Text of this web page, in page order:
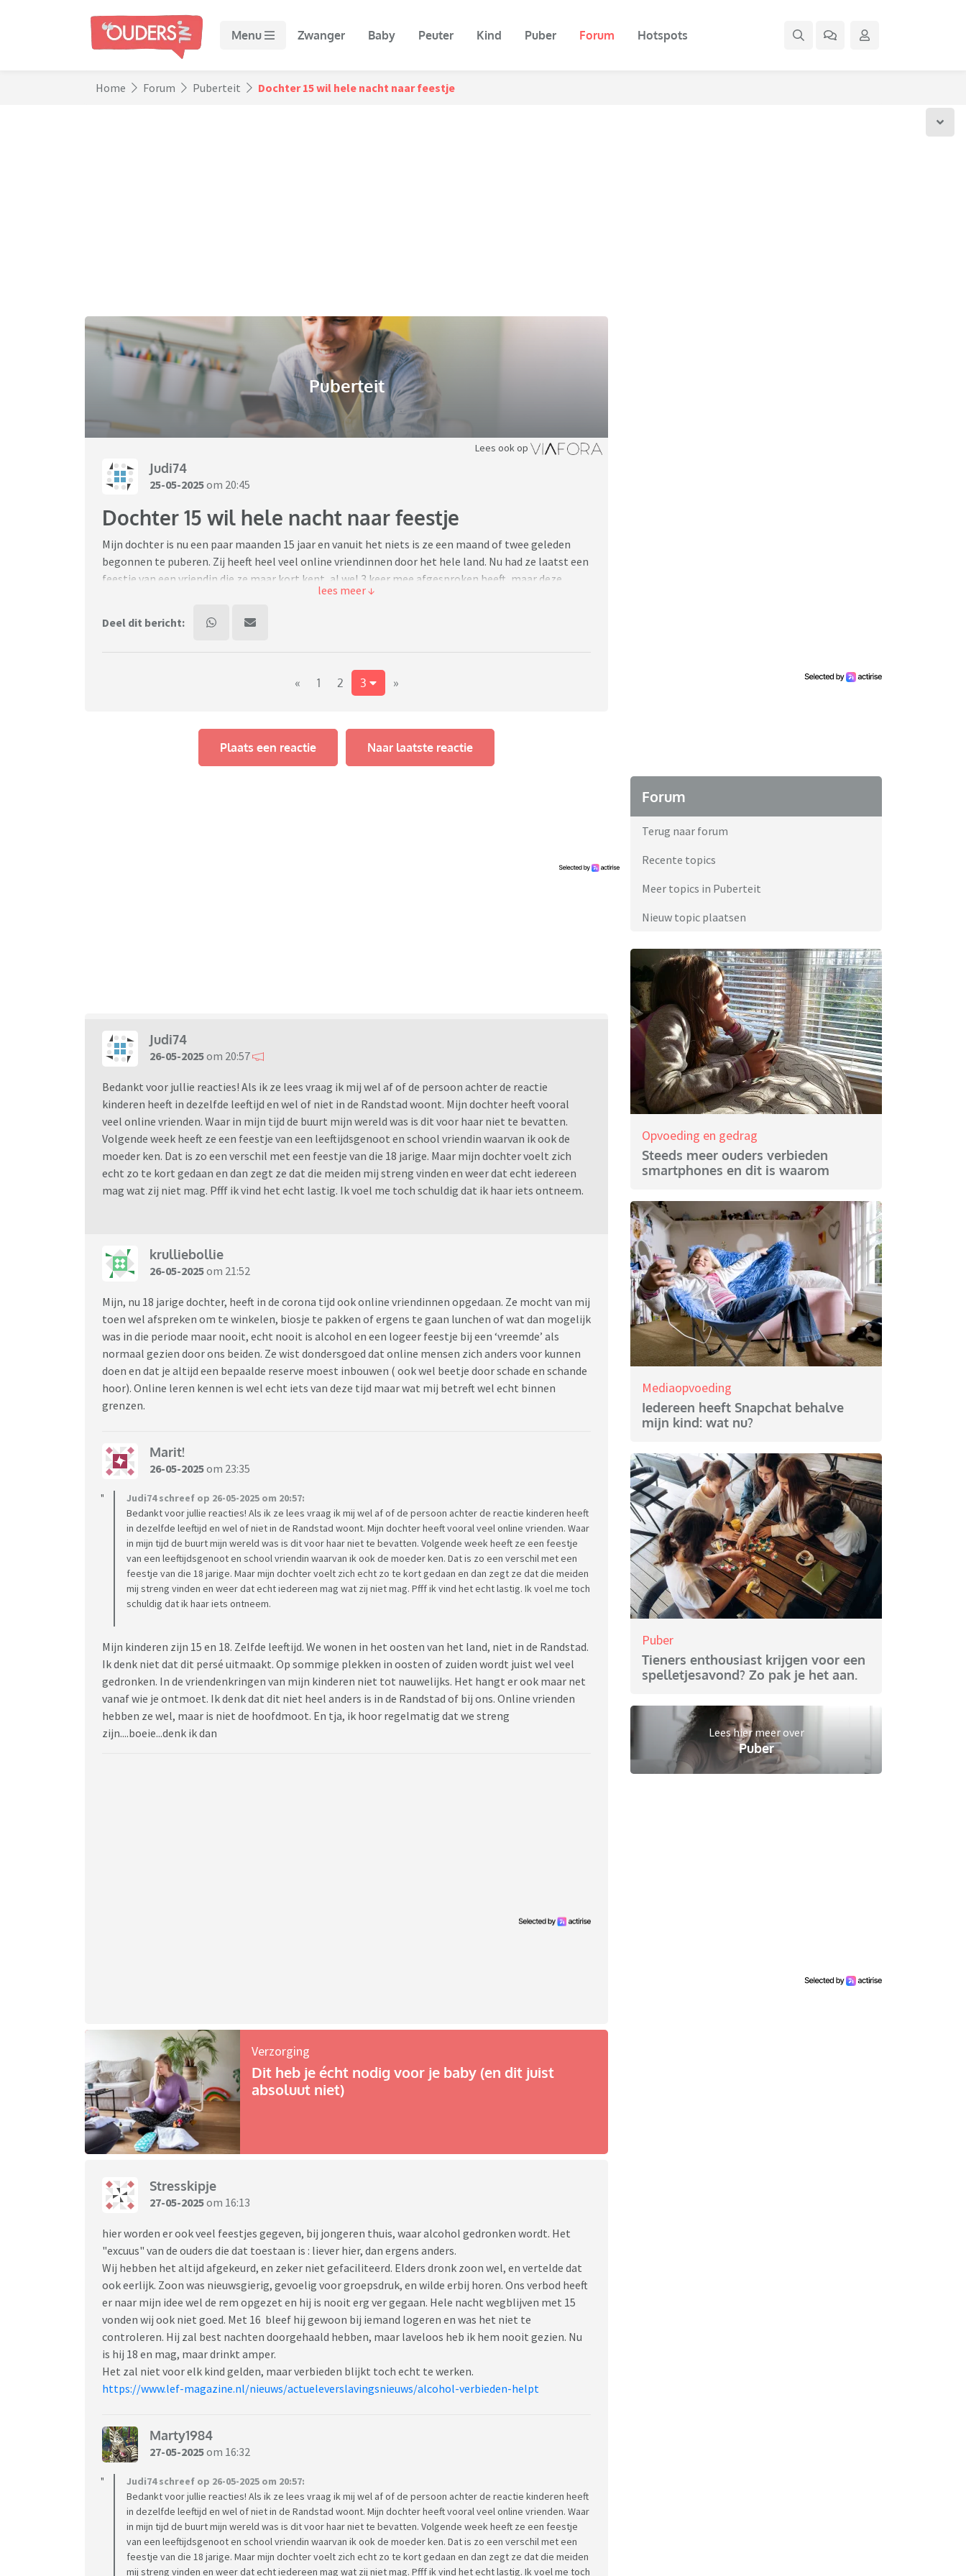
Menu Zwanger Baby Peuter Kind Puber Forum Hotspots
Home Forum Puberteit Dochter 15 wil hele nacht naar feestje
Puberteit
Lees ook op
Judi74
25-05-2025om 20:45
Dochter 15 wil hele nacht naar feestje
Mijn dochter is nu een paar maanden 15 jaar en vanuit het niets is ze een maand of twee geleden
begonnen te puberen. Zij heeft heel veel online vriendinnen door het hele land. Nu had ze laatst een
feestje van een vriendin die ze maar kort kent, al wel 3 keer mee afgesproken heeft, maar deze
vriendin is 18 jaar. Met deze vriendin heeft ze alcohol uitgeprobeerd. Deze vriendin is uiteraard een
slapen. Maar dat hebben we geweigerd. Om 2.00 hebben we haar gehaald. Ze accepteert dit maar
Deel dit bericht:
« 1 2 3 »
Plaats een reactie Naar laatste reactie
Judi74
26-05-2025om 20:57
Bedankt voor jullie reacties! Als ik ze lees vraag ik mij wel af of de persoon achter de reactie
kinderen heeft in dezelfde leeftijd en wel of niet in de Randstad woont. Mijn dochter heeft vooral
veel online vrienden. Waar in mijn tijd de buurt mijn wereld was is dit voor haar niet te bevatten.
Volgende week heeft ze een feestje van een leeftijdsgenoot en school vriendin waarvan ik ook de
moeder ken. Dat is zo een verschil met een feestje van die 18 jarige. Maar mijn dochter voelt zich
echt zo te kort gedaan en dan zegt ze dat die meiden mij streng vinden en weer dat echt iedereen
mag wat zij niet mag. Pfff ik vind het echt lastig. Ik voel me toch schuldig dat ik haar iets ontneem.
krulliebollie
26-05-2025om 21:52
Mijn, nu 18 jarige dochter, heeft in de corona tijd ook online vriendinnen opgedaan. Ze mocht van mij
toen wel afspreken om te winkelen, biosje te pakken of ergens te gaan lunchen of wat dan mogelijk
was in die periode maar nooit, echt nooit is alcohol en een logeer feestje bij een ‘vreemde’ als
normaal gezien door ons beiden. Ze wist dondersgoed dat online mensen zich anders voor kunnen
doen en dat je altijd een bepaalde reserve moest inbouwen ( ook wel beetje door schade en schande
hoor). Online leren kennen is wel echt iets van deze tijd maar wat mij betreft wel echt binnen
grenzen.
Marit!
26-05-2025om 23:35
Judi74 schreef op 26-05-2025 om 20:57:
Bedankt voor jullie reacties! Als ik ze lees vraag ik mij wel af of de persoon achter de reactie kinderen heeft
in dezelfde leeftijd en wel of niet in de Randstad woont. Mijn dochter heeft vooral veel online vrienden. Waar
in mijn tijd de buurt mijn wereld was is dit voor haar niet te bevatten. Volgende week heeft ze een feestje
van een leeftijdsgenoot en school vriendin waarvan ik ook de moeder ken. Dat is zo een verschil met een
feestje van die 18 jarige. Maar mijn dochter voelt zich echt zo te kort gedaan en dan zegt ze dat die meiden
mij streng vinden en weer dat echt iedereen mag wat zij niet mag. Pfff ik vind het echt lastig. Ik voel me toch
schuldig dat ik haar iets ontneem.
Mijn kinderen zijn 15 en 18. Zelfde leeftijd. We wonen in het oosten van het land, niet in de Randstad.
Ik denk niet dat dit persé uitmaakt. Op sommige plekken in oosten of zuiden wordt juist wel veel
gedronken. In de vriendenkringen van mijn kinderen niet tot nauwelijks. Het hangt er ook maar net
vanaf wie je ontmoet. Ik denk dat dit niet heel anders is in de Randstad of bij ons. Online vrienden
hebben ze wel, maar is niet de hoofdmoot. En tja, ik hoor regelmatig dat we streng
zijn....boeie...denk ik dan
Verzorging
Dit heb je écht nodig voor je baby (en dit juist
absoluut niet)
Stresskipje
27-05-2025om 16:13
hier worden er ook veel feestjes gegeven, bij jongeren thuis, waar alcohol gedronken wordt. Het
"excuus" van de ouders die dat toestaan is : liever hier, dan ergens anders.
Wij hebben het altijd afgekeurd, en zeker niet gefaciliteerd. Elders dronk zoon wel, en vertelde dat
ook eerlijk. Zoon was nieuwsgierig, gevoelig voor groepsdruk, en wilde erbij horen. Ons verbod heeft
er naar mijn idee wel de rem opgezet en hij is nooit erg ver gegaan. Hele nacht wegblijven met 15
vonden wij ook niet goed. Met 16 bleef hij gewoon bij iemand logeren en was het niet te
controleren. Hij zal best nachten doorgehaald hebben, maar laveloos heb ik hem nooit gezien. Nu
is hij 18 en mag, maar drinkt amper.
Het zal niet voor elk kind gelden, maar verbieden blijkt toch echt te werken.
https://www.lef-magazine.nl/nieuws/actueleverslavingsnieuws/alcohol-verbieden-helpt
Marty1984
27-05-2025om 16:32
Judi74 schreef op 26-05-2025 om 20:57:
Bedankt voor jullie reacties! Als ik ze lees vraag ik mij wel af of de persoon achter de reactie kinderen heeft
in dezelfde leeftijd en wel of niet in de Randstad woont. Mijn dochter heeft vooral veel online vrienden. Waar
in mijn tijd de buurt mijn wereld was is dit voor haar niet te bevatten. Volgende week heeft ze een feestje
van een leeftijdsgenoot en school vriendin waarvan ik ook de moeder ken. Dat is zo een verschil met een
feestje van die 18 jarige. Maar mijn dochter voelt zich echt zo te kort gedaan en dan zegt ze dat die meiden
mij streng vinden en weer dat echt iedereen mag wat zij niet mag. Pfff ik vind het echt lastig. Ik voel me toch
Forum
Terug naar forum
Recente topics
Meer topics in Puberteit
Nieuw topic plaatsen
Opvoeding en gedrag
Steeds meer ouders verbieden
smartphones en dit is waarom
Mediaopvoeding
Iedereen heeft Snapchat behalve
mijn kind: wat nu?
Puber
Tieners enthousiast krijgen voor een
spelletjesavond? Zo pak je het aan.
Lees hier meer over
Puber